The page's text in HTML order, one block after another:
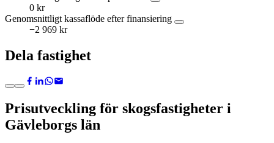
0 kr
Genomsnittligt kassaflöde efter finansiering
−2 969 kr
Dela fastighet
Prisutveckling för skogsfastigheter i
Gävleborgs län